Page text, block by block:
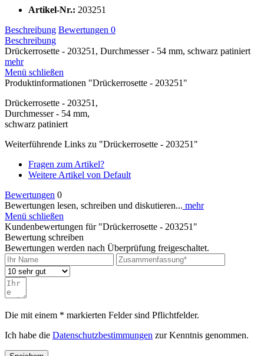
Artikel-Nr.: 203251
Beschreibung Bewertungen 0
Beschreibung
Drückerrosette - 203251, Durchmesser - 54 mm, schwarz patiniert
mehr
Menü schließen
Produktinformationen "Drückerrosette - 203251"
Drückerrosette - 203251,
Durchmesser - 54 mm,
schwarz patiniert
Weiterführende Links zu "Drückerrosette - 203251"
Fragen zum Artikel?
Weitere Artikel von Default
Bewertungen 0
Bewertungen lesen, schreiben und diskutieren... mehr
Menü schließen
Kundenbewertungen für "Drückerrosette - 203251"
Bewertung schreiben
Bewertungen werden nach Überprüfung freigeschaltet.
Die mit einem * markierten Felder sind Pflichtfelder.
Ich habe die Datenschutzbestimmungen zur Kenntnis genommen.